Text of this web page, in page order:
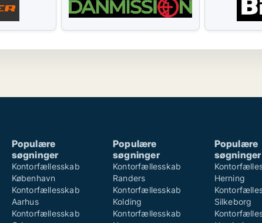
Populære
søgninger
Kontorfællesskab
København
Kontorfællesskab
Aarhus
Kontorfællesskab
Populære
søgninger
Kontorfællesskab
Randers
Kontorfællesskab
Kolding
Kontorfællesskab
Populære
søgninger
Herning
Silkeborg